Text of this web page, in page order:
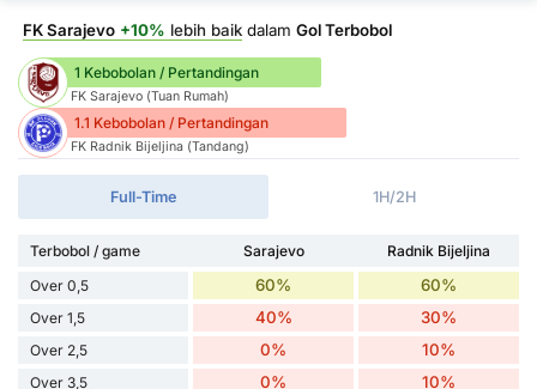
FK Sarajevo +10% lebih baik dalam Gol Terbobol
1 Kebobolan / Pertandingan
FK Sarajevo (Tuan Rumah)
1.1 Kebobolan / Pertandingan
FK Radnik Bijeljina (Tandang)
Full-Time 1H/2H
Terbobol / game Sarajevo
Radnik Bijeljina
Over 0,5
60% 60%
Over 1,5 40% 30%
Over 2,5 0% 10%
Over 3,5 0% 10%